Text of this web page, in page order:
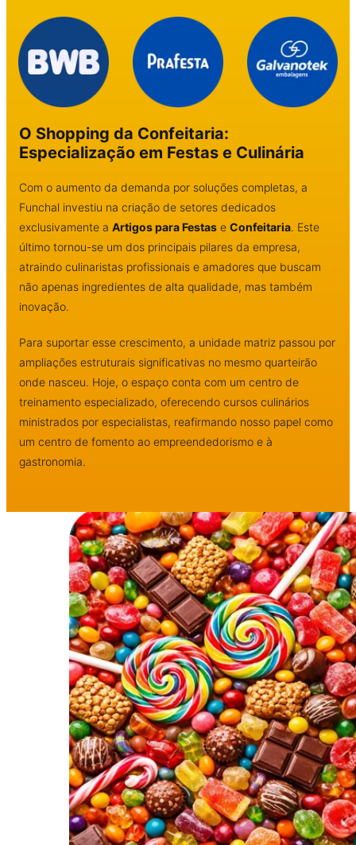
O Shopping da Confeitaria:
Especialização em Festas e Culinária
Com o aumento da demanda por soluções completas, a
Funchal investiu na criação de setores dedicados
exclusivamente a Artigos para Festas e Confeitaria. Este
último tornou-se um dos principais pilares da empresa,
atraindo culinaristas profissionais e amadores que buscam
não apenas ingredientes de alta qualidade, mas também
inovação.
Para suportar esse crescimento, a unidade matriz passou por
ampliações estruturais significativas no mesmo quarteirão
onde nasceu. Hoje, o espaço conta com um centro de
treinamento especializado, oferecendo cursos culinários
ministrados por especialistas, reafirmando nosso papel como
um centro de fomento ao empreendedorismo e à
gastronomia.